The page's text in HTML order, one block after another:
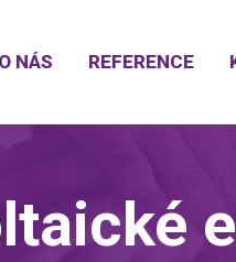
O NÁS REFERENCE